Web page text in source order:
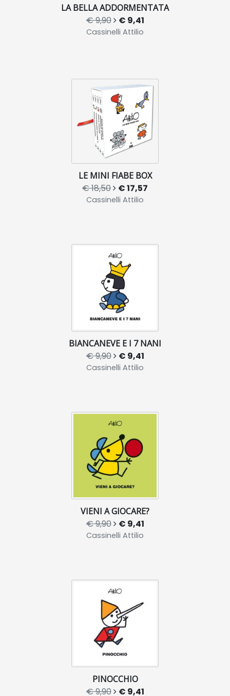
LA BELLA ADDORMENTATA
€ 9,90 € 9,41
Cassinelli Attilio
LE MINI FIABE BOX
€ 18,50 € 17,57
Cassinelli Attilio
BIANCANEVE E I 7 NANI
€ 9,90 € 9,41
Cassinelli Attilio
VIENI A GIOCARE?
€ 9,90 € 9,41
Cassinelli Attilio
PINOCCHIO
€ 9,90 € 9,41